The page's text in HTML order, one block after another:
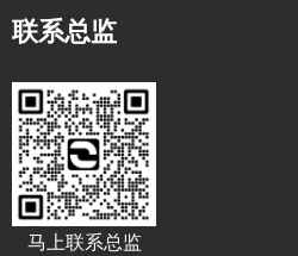
联系总监
马上联系总监